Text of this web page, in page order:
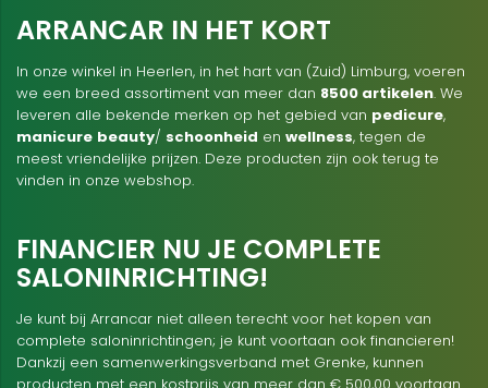
ARRANCAR IN HET KORT
In onze winkel in Heerlen, in het hart van (Zuid) Limburg, voeren
we een breed assortiment van meer dan 8500 artikelen. We
leveren alle bekende merken op het gebied van pedicure,
manicure beauty/ schoonheid en wellness, tegen de
meest vriendelijke prijzen. Deze producten zijn ook terug te
vinden in onze webshop.
FINANCIER NU JE COMPLETE
SALONINRICHTING!
Je kunt bij Arrancar niet alleen terecht voor het kopen van
complete saloninrichtingen; je kunt voortaan ook financieren!
Dankzij een samenwerkingsverband met Grenke, kunnen